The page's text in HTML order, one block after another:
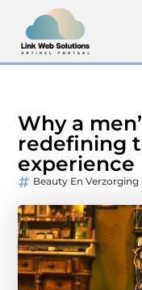
Why a
redefining
experience
Beauty En Verzorging